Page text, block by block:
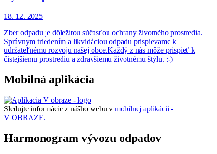
18. 12. 2025
Zber odpadu je dôležitou súčasťou ochrany životného prostredia.
Správnym triedením a likvidáciou odpadu prispievame k
udržateľnému rozvoju našej obce.Každý z nás môže prispieť k
čistejšiemu prostrediu a zdravšiemu životnému štýlu. :-)
Mobilná aplikácia
Sledujte informácie z nášho webu v mobilnej aplikácii -
V OBRAZE.
Harmonogram vývozu odpadov